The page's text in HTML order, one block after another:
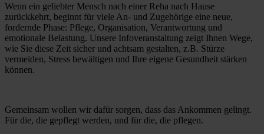
Wenn ein geliebter Mensch nach einer Reha nach Hause
zurückkehrt, beginnt für viele An- und Zugehörige eine neue,
fordernde Phase: Pflege, Organisation, Verantwortung und
emotionale Belastung. Unsere Infoveranstaltung zeigt Ihnen Wege,
wie Sie diese Zeit sicher und achtsam gestalten, z.B. Stürze
vermeiden, Stress bewältigen und Ihre eigene Gesundheit stärken
können.
Gemeinsam wollen wir dafür sorgen, dass das Ankommen gelingt.
Für die, die gepflegt werden, und für die, die pflegen.